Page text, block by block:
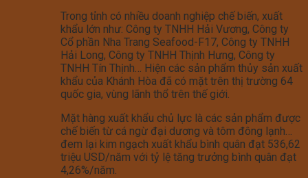
Trong tỉnh có nhiều doanh nghiệp chế biến, xuất
khẩu lớn như: Công ty TNHH Hải Vương, Công ty
Cổ phần Nha Trang Seafood-F17, Công ty TNHH
Hải Long, Công ty TNHH Thịnh Hưng, Công ty
TNHH Tín Thịnh… Hiện các sản phẩm thủy sản xuất
khẩu của Khánh Hòa đã có mặt trên thị trường 64
quốc gia, vùng lãnh thổ trên thế giới.
Mặt hàng xuất khẩu chủ lực là các sản phẩm được
chế biến từ cá ngừ đại dương và tôm đông lạnh…
đem lại kim ngạch xuất khẩu bình quân đạt 536,62
triệu USD/năm với tỷ lệ tăng trưởng bình quân đạt
4,26%/năm.